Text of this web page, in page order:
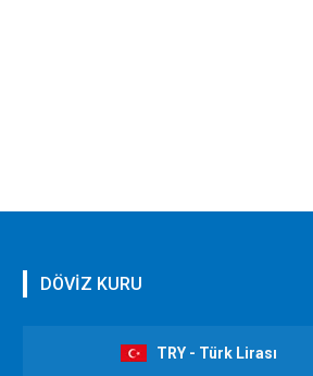
DÖVİZ KURU
TRY - Türk Lirası